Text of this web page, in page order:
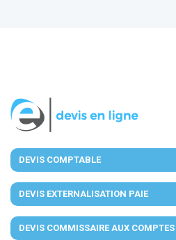
DEVIS COMPTABLE
DEVIS EXTERNALISATION PAIE
DEVIS COMMISSAIRE AUX COMPTES